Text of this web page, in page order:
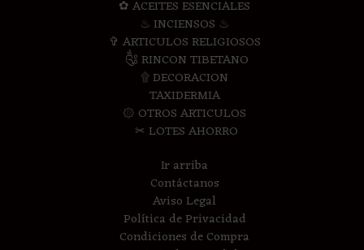
✿ ACEITES ESENCIALES
♨ INCIENSOS ♨
✞ ARTICULOS RELIGIOSOS
༃ RINCON TIBETANO
۩ DECORACION
TAXIDERMIA
۞ OTROS ARTICULOS
✂ LOTES AHORRO
Ir arriba
Contáctanos
Aviso Legal
Política de Privacidad
Condiciones de Compra